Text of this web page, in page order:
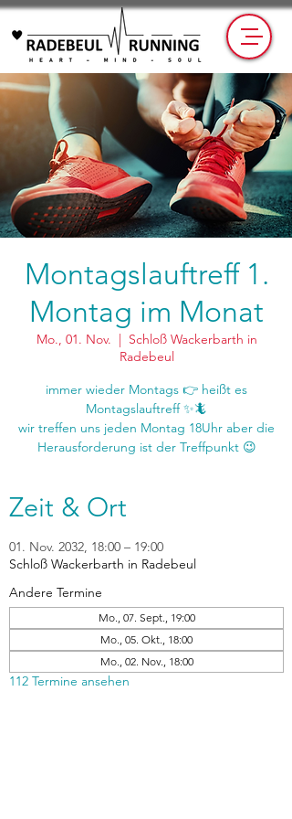
Montagslauftreff 1.
Montag im Monat
Mo., 01. Nov.
  |
Schloß Wackerbarth in
Radebeul
immer wieder Montags 👉 heißt es
Montagslauftreff ✨🦎
wir treffen uns jeden Montag 18Uhr aber die
Zeit & Ort
01. Nov. 2032, 18:00 – 19:00
Schloß Wackerbarth in Radebeul
Andere Termine
Mo., 07. Sept., 19:00
Mo., 05. Okt., 18:00
Mo., 02. Nov., 18:00
112 Termine ansehen